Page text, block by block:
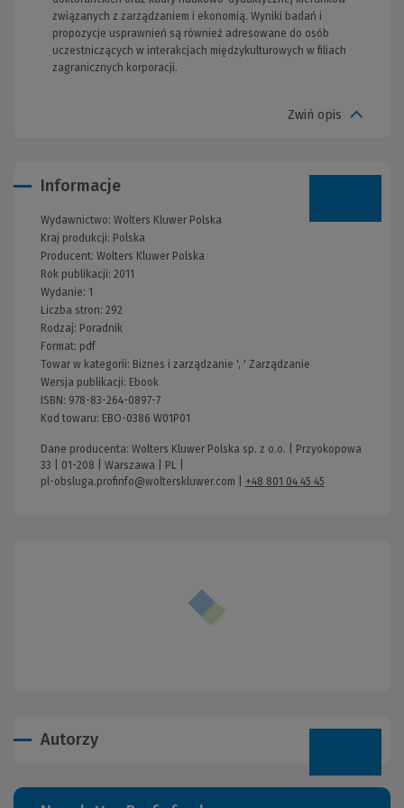
związanych z zarządzaniem i ekonomią. Wyniki badań i
propozycje usprawnień są również adresowane do osób
uczestniczących w interakcjach międzykulturowych w filiach
zagranicznych korporacji.
Zwiń opis
Informacje
Wydawnictwo: Wolters Kluwer Polska
Kraj produkcji: Polska
Producent: Wolters Kluwer Polska
Rok publikacji: 2011
Wydanie: 1
Liczba stron: 292
Rodzaj: Poradnik
Format: pdf
Towar w kategorii: Biznes i zarządzanie ', ' Zarządzanie
Wersja publikacji: Ebook
ISBN: 978-83-264-0897-7
Kod towaru: EBO-0386 W01P01
Dane producenta: Wolters Kluwer Polska sp. z o.o. | Przyokopowa
33 | 01-208 | Warszawa | PL |
pl-obsluga.profinfo@wolterskluwer.com
+48 801 04 45 45
Autorzy